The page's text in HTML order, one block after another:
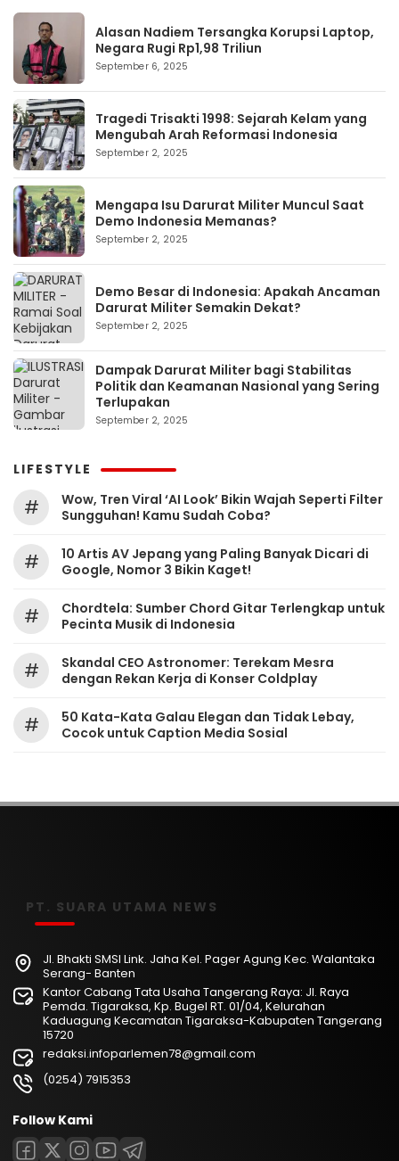
Alasan Nadiem Tersangka Korupsi Laptop,
Negara Rugi Rp1,98 Triliun
September 6, 2025
Tragedi Trisakti 1998: Sejarah Kelam yang
Mengubah Arah Reformasi Indonesia
September 2, 2025
Mengapa Isu Darurat Militer Muncul Saat
Demo Indonesia Memanas?
September 2, 2025
Demo Besar di Indonesia: Apakah Ancaman
Darurat Militer Semakin Dekat?
September 2, 2025
Dampak Darurat Militer bagi Stabilitas
Politik dan Keamanan Nasional yang Sering
Terlupakan
September 2, 2025
LIFESTYLE
#
Wow, Tren Viral ‘AI Look’ Bikin Wajah Seperti Filter
Sungguhan! Kamu Sudah Coba?
#
10 Artis AV Jepang yang Paling Banyak Dicari di
Google, Nomor 3 Bikin Kaget!
#
Chordtela: Sumber Chord Gitar Terlengkap untuk
Pecinta Musik di Indonesia
#
Skandal CEO Astronomer: Terekam Mesra
dengan Rekan Kerja di Konser Coldplay
#
50 Kata-Kata Galau Elegan dan Tidak Lebay,
Cocok untuk Caption Media Sosial
PT. SUARA UTAMA NEWS
Jl. Bhakti SMSI Link. Jaha Kel. Pager Agung Kec. Walantaka
Serang- Banten
Kantor Cabang Tata Usaha Tangerang Raya: Jl. Raya
Pemda. Tigaraksa, Kp. Bugel RT. 01/04, Kelurahan
Kaduagung Kecamatan Tigaraksa-Kabupaten Tangerang
15720
redaksi.infoparlemen78@gmail.com
(0254) 7915353
Follow Kami